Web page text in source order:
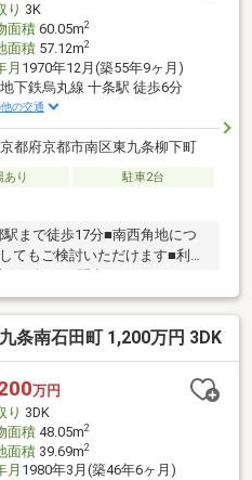
り 3K
面積60.05m2
面積57.12m2
月 1970年12月(築55年9ヶ月)
地下鉄烏丸線 十条駅 徒歩6分
の交通
京都府京都市南区東九条柳下町
あり
駐車2台
まで徒歩17分■南西角地につ
てもご検討いただけます■利便
気軽にお問合せください！
町十条店 約140mローソン烏
京都烏丸十条店 約550mライフ
ケント東寺店 約1300mイオンモ
約450m京都札ノ辻郵便局 約
条南石田町 1,200万円 3DK
万円
り 3DK
面積48.05m2
面積39.69m2
月 1980年3月(築46年6ヶ月)